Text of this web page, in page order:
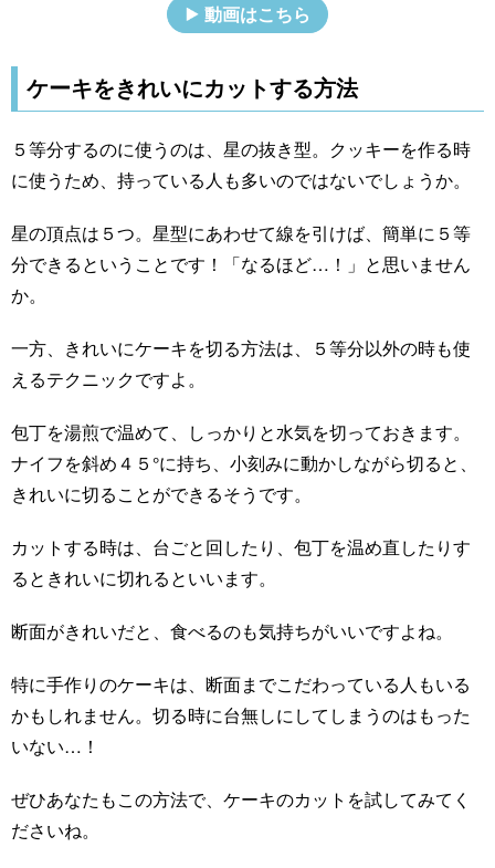
動画はこちら
ケーキをきれいにカットする方法
５等分するのに使うのは、星の抜き型。クッキーを作る時
に使うため、持っている人も多いのではないでしょうか。
星の頂点は５つ。星型にあわせて線を引けば、簡単に５等
分できるということです！「なるほど…！」と思いません
か。
一方、きれいにケーキを切る方法は、５等分以外の時も使
えるテクニックですよ。
包丁を湯煎で温めて、しっかりと水気を切っておきます。
ナイフを斜め４５°に持ち、小刻みに動かしながら切ると、
きれいに切ることができるそうです。
カットする時は、台ごと回したり、包丁を温め直したりす
るときれいに切れるといいます。
断面がきれいだと、食べるのも気持ちがいいですよね。
特に手作りのケーキは、断面までこだわっている人もいる
かもしれません。切る時に台無しにしてしまうのはもった
いない…！
ぜひあなたもこの方法で、ケーキのカットを試してみてく
ださいね。